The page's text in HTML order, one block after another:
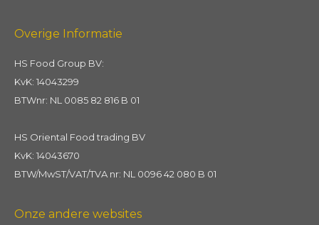
Overige Informatie
HS Food Group BV:
KvK: 14043299
BTWnr: NL 0085 82 816 B 01
HS Oriental Food trading BV
KvK: 14043670
BTW/MwST/VAT/TVA nr: NL 0096 42 080 B 01
Onze andere websites